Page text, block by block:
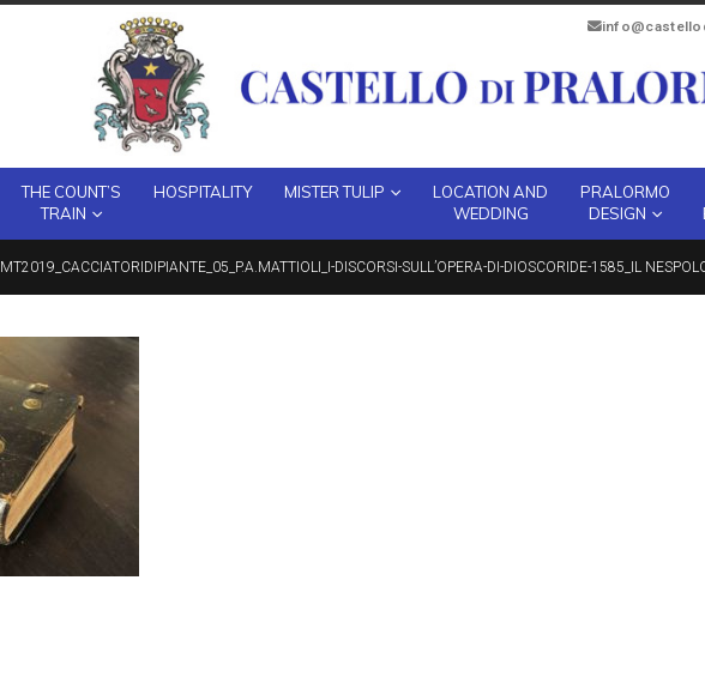
THE COUNT’S
TRAIN
HOSPITALITY MISTER TULIP
LOCATION AND
WEDDING
PRALORMO
DESIGN
MT2019_CACCIATORIDIPIANTE_05_P.A.MATTIOLI_I-DISCORSI-SULL’OPERA-DI-DIOSCORIDE-1585_IL